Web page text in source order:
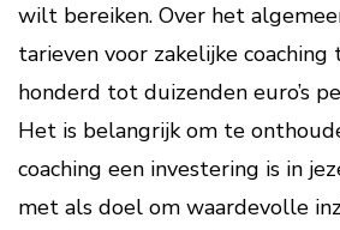
wilt bereiken. Over het
tarieven voor zakelijke coaching
honderd tot duizenden euro’s
Het is belangrijk om te
coaching een investering is in
met als doel om waardevolle